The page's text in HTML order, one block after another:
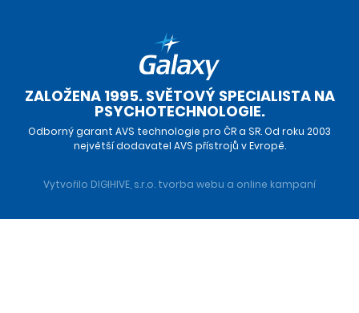
ZALOŽENA 1995. SVĚTOVÝ SPECIALISTA NA
PSYCHOTECHNOLOGIE.
Odborný garant AVS technologie pro ČR a SR. Od roku 2003
největší dodavatel AVS přístrojů v Evropě.
Vytvořilo DIGIHIVE, s.r.o. tvorba webu a online kampaní